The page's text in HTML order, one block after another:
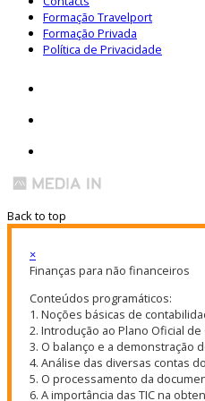
Formação Travelport
Formação Privada
Política de Privacidade
Back to top
×
Finanças para não financeiros
Conteúdos programáticos:
1. Noções básicas de
2. Introdução ao Plano Oficial de
3. O balanço e a demonstração
4. Análise das diversas contas
5. O processamento da
6. A importância das TIC na